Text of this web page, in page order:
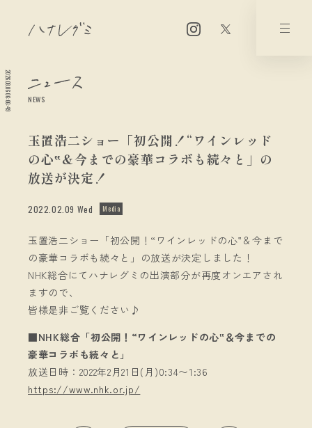
2026.08.06 06:06:49 NEWS
玉置浩二ショー「初公開！“ワインレッド
の心‟＆今までの豪華コラボも続々と」の
放送が決定！
2022.02.09 Wed Media
玉置浩二ショー「初公開！“ワインレッドの心‟＆今まで
の豪華コラボも続々と」の放送が決定しました！
NHK総合にてハナレグミの出演部分が再度オンエアされ
ますので、
皆様是非ご覧ください♪
■NHK総合「初公開！“ワインレッドの心‟＆今までの
豪華コラボも続々と」
放送日時：2022年2月21日(月)0:34〜1:36
https://www.nhk.or.jp/